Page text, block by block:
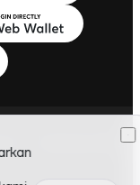
Kebijakan AML